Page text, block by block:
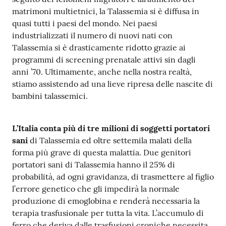
matrimoni multietnici, la Talassemia si è diffusa in
quasi tutti i paesi del mondo. Nei paesi
industrializzati il numero di nuovi nati con
Talassemia si è drasticamente ridotto grazie ai
programmi di screening prenatale attivi sin dagli
anni ’70. Ultimamente, anche nella nostra realtà,
stiamo assistendo ad una lieve ripresa delle nascite di
bambini talassemici.
L’Italia conta più di tre milioni di soggetti portatori
sani di Talassemia ed oltre settemila malati della
forma più grave di questa malattia. Due genitori
portatori sani di Talassemia hanno il 25% di
probabilità, ad ogni gravidanza, di trasmettere al figlio
l’errore genetico che gli impedirà la normale
produzione di emoglobina e renderà necessaria la
terapia trasfusionale per tutta la vita. L’accumulo di